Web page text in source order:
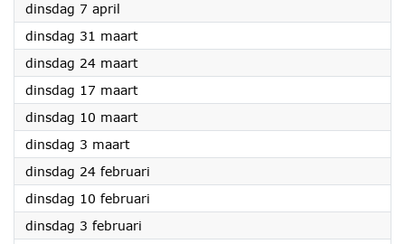
dinsdag 7 april
dinsdag 31 maart2026
dinsdag 24 maart2026
dinsdag 17 maart2026
dinsdag 10 maart2026
dinsdag 3 maart2026
dinsdag 24 februari
dinsdag 10 februari
dinsdag 3 februari